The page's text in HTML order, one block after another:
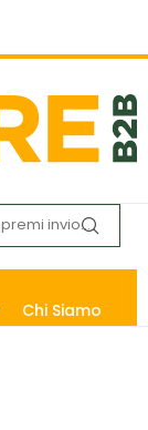
Chi Siamo